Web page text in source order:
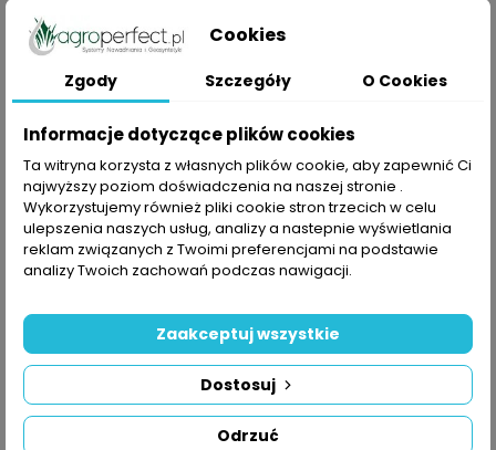
palisada.
Oddzielenie trawnika od innej nawierzchni powinno być przede
wszystkim szczelne. Wszelkie elementy łączeniowe powinny
być ograniczone do minimum. Zapobiega to wyrastaniu trawy
w szczelinach i przedostawaniu się jej do inaczej
zagospodarowanej powierzchni. Poza tym istotne jest, aby
koszenie trawnika przebiegało na tyle wygodnie, aby uniknąć
późniejszych poprawek przy pomocy podkaszarki. Co istotne,
obrzeże wpływa w dużym stopniu na to jak ogród się
prezentuje. Pozwala ono zaaranżować przestrzeń w dowolny
które będą w interesujący sposób oddzielać od siebie różne
formy.
Zastosowanie obrzeży trawnikowych:
Cookies
Zgody Szczegóły O Cookies
Informacje dotyczące plików cookies
Ta witryna korzysta z własnych plików cookie, aby zapewnić Ci
najwyższy poziom doświadczenia na naszej stronie .
Wykorzystujemy również pliki cookie stron trzecich w celu
ulepszenia naszych usług, analizy a nastepnie wyświetlania
reklam związanych z Twoimi preferencjami na podstawie
analizy Twoich zachowań podczas nawigacji.
Odrzuć
Dostosuj
Zaakceptuj wszystkie